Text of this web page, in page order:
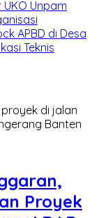
UKO Unpam
APBD di Desa
Teknis
Proyek